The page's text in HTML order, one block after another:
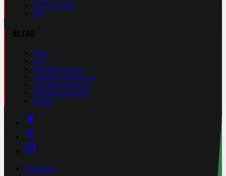
Cond. Generali
Faq
Video
Foto
Calendario Serie A
Calendario Champions
Calendario Europa L.
Calendario Premier L.
Casinò
Facebook